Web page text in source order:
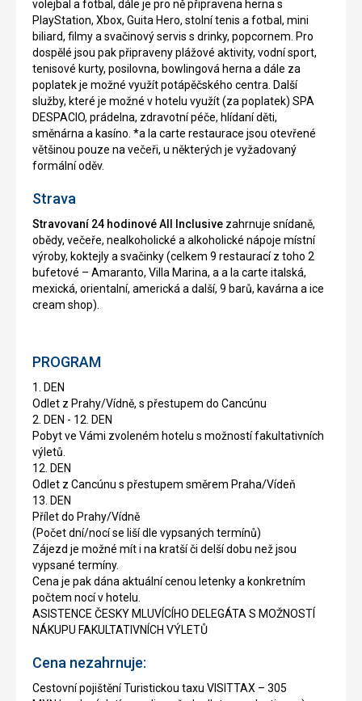
volejbal a fotbal, dále je pro ně připravena herna s
PlayStation, Xbox, Guita Hero, stolní tenis a fotbal, mini
biliard, filmy a svačinový servis s drinky, popcornem. Pro
dospělé jsou pak připraveny plážové aktivity, vodní sport,
tenisové kurty, posilovna, bowlingová herna a dále za
poplatek je možné využít potápěčského centra. Další
služby, které je možné v hotelu využít (za poplatek) SPA
DESPACIO, prádelna, zdravotní péče, hlídaní děti,
směnárna a kasíno. *a la carte restaurace jsou otevřené
většinou pouze na večeři, u některých je vyžadovaný
formální oděv.
Strava
Stravovaní 24 hodinové All Inclusive zahrnuje snídaně,
obědy, večeře, nealkoholické a alkoholické nápoje místní
výroby, koktejly a svačinky (celkem 9 restaurací z toho 2
bufetové – Amaranto, Villa Marina, a a la carte italská,
mexická, orientalní, americká a další, 9 barů, kavárna a ice
cream shop).
PROGRAM
1. DEN
Odlet z Prahy/Vídně, s přestupem do Cancúnu
2. DEN - 12. DEN
Pobyt ve Vámi zvoleném hotelu s možností fakultativních
výletů.
12. DEN
Odlet z Cancúnu s přestupem směrem Praha/Vídeň
13. DEN
Přílet do Prahy/Vídně
(Počet dní/nocí se liší dle vypsaných termínů)
Zájezd je možné mít i na kratší či delší dobu než jsou
vypsané termíny.
Cena je pak dána aktuální cenou letenky a konkretním
počtem nocí v hotelu.
ASISTENCE ČESKY MLUVÍCÍHO DELEGÁTA S MOŽNOSTÍ
NÁKUPU FAKULTATIVNÍCH VÝLETŮ
Cena nezahrnuje:
Cestovní pojištění Turistickou taxu VISITTAX – 305